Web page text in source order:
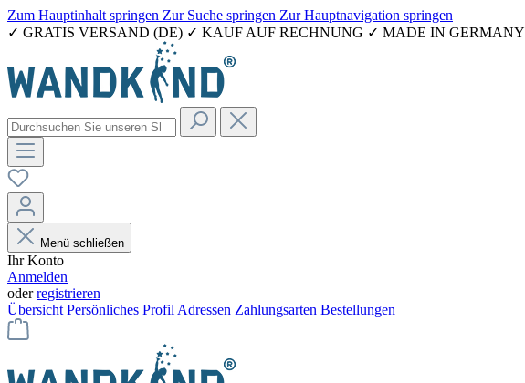
Zum Hauptinhalt springen Zur Suche springen Zur Hauptnavigation springen
✓ GRATIS VERSAND (DE) ✓ KAUF AUF RECHNUNG ✓ MADE IN GERMANY
Menü schließen
Ihr Konto
Anmelden
oderregistrieren
Übersicht Persönliches Profil Adressen Zahlungsarten Bestellungen